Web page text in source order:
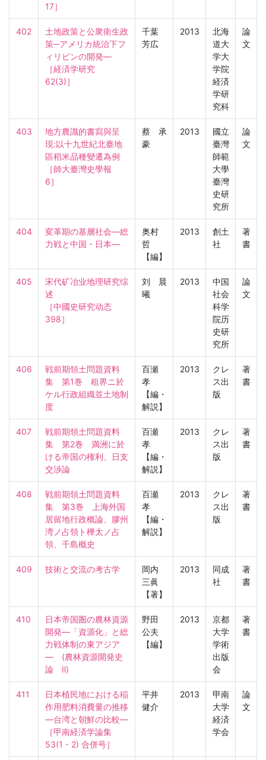
17］
402
土地政策と公衆衛生政
策─アメリカ統治下フ
ィリピンの開発―
［経済学研究
62(3)］
千葉
芳広
2013
北海
道大
学大
学院
経済
学研
究科
論
文
403
地方農識的書寫與呈
現:以十九世紀北臺地
區稻米品種變遷為例
［師大臺灣史學報
6］
蔡 承
豪
2013
國立
臺灣
師範
大學
臺灣
史研
究所
論
文
404
変革期の基層社会―総
力戦と中国・日本―
奥村
哲
【編】
2013
創土
社
著
書
405
宋代矿冶业地理研究综
述
［中國史研究动态
398］
刘 晨
曦
2013
中国
社会
科学
院历
史研
究所
論
文
406
戦前期領土問題資料
集　第1巻　租界ニ於
ケル行政組織並土地制
度
百瀬
孝
【編・
解説】
2013
クレ
ス出
版
著
書
407
戦前期領土問題資料
集　第2巻　満洲に於
ける帝国の権利、日支
交渉論
百瀬
孝
【編・
解説】
2013
クレ
ス出
版
著
書
408
戦前期領土問題資料
集　第3巻　上海外国
居留地行政概論、膠州
湾ノ占領ト樺太ノ占
領、千島概史
百瀬
孝
【編・
解説】
2013
クレ
ス出
版
著
書
409 技術と交流の考古学
岡内
三眞
【著】
2013
同成
社
著
書
410
日本帝国圏の農林資源
開発―「資源化」と総
力戦体制の東アジア
―　(農林資源開発史
論　Ⅱ)
野田
公夫
【編】
2013
京都
大学
学術
出版
会
著
書
411
日本植民地における稲
作用肥料消費量の推移
―台湾と朝鮮の比較―
［甲南経済学論集
53(1・2) 合併号］
平井
健介
2013
甲南
大学
経済
学会
論
文